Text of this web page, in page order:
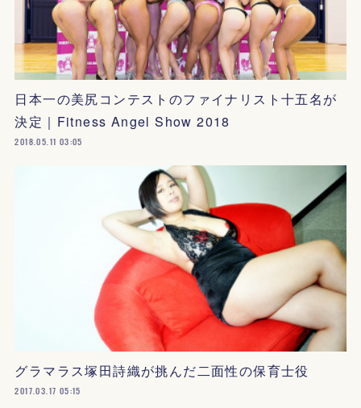
日本一の美尻コンテストのファイナリスト十五名が
決定｜Fitness Angel Show 2018
2018.05.11 03:05
グラマラス塚田詩織が挑んだ二面性の保育士役
2017.03.17 05:15